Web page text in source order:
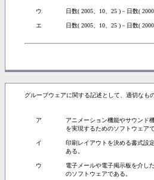
ウ 日数( 2005、10、25 )－日数(
エ 日数( 2005、10、25 )－日数(
グループウェアに関する記述として、適切な
ア
アニメーション機能やサウンド
を実現するためのソフトウェアで
イ
印刷レイアウトを決める書式設
ある。
ウ
電子メールや電子掲示板を介し
のソフトウェアである。